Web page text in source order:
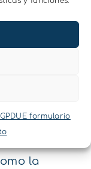
formulario
41
De
es que
parte
del cielo
la